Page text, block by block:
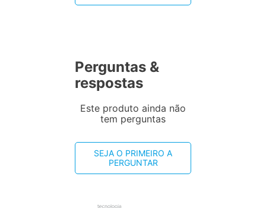
Perguntas &
respostas
Este produto ainda não
tem perguntas
SEJA O PRIMEIRO A
PERGUNTAR